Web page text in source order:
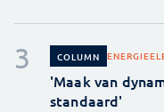
COLUMN ENERGIE
'Maak van
standaard'